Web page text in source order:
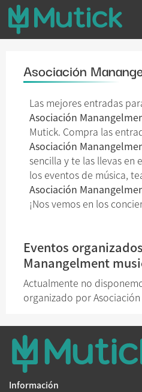
Asociación
Las mejores entradas
Asociación
Mutick. Compra las
Asociación
sencilla y te las llevas en
los eventos de música,
Asociación
¡Nos vemos en los
Eventos
Manangelment
Actualmente no
organizado por
Información